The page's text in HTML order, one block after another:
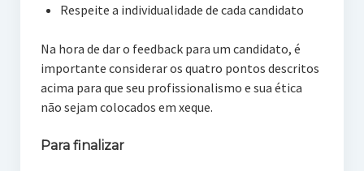
Respeite a individualidade de cada candidato
Na hora de dar o feedback para um candidato, é
importante considerar os quatro pontos descritos
acima para que seu profissionalismo e sua ética
não sejam colocados em xeque.
Para finalizar